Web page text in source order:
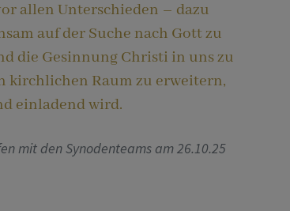
allen Unterschieden – dazu
auf der Suche nach Gott zu
die Gesinnung Christi in uns zu
kirchlichen Raum zu erweitern,
einladend wird.
mit den Synodenteams am 26.10.25